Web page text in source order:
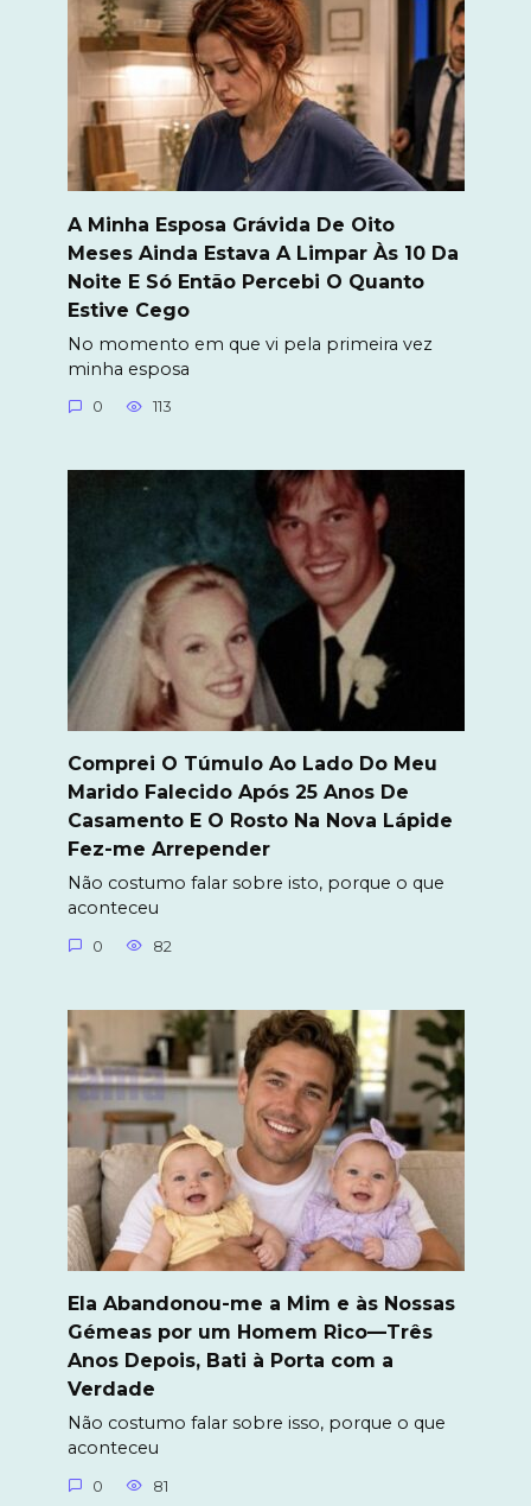
A Minha Esposa Grávida De Oito
Meses Ainda Estava A Limpar Às 10 Da
Noite E Só Então Percebi O Quanto
Estive Cego
No momento em que vi pela primeira vez
minha esposa
0 113
Comprei O Túmulo Ao Lado Do Meu
Marido Falecido Após 25 Anos De
Casamento E O Rosto Na Nova Lápide
Fez-me Arrepender
Não costumo falar sobre isto, porque o que
aconteceu
0 82
Ela Abandonou-me a Mim e às Nossas
Gémeas por um Homem Rico—Três
Anos Depois, Bati à Porta com a
Verdade
Não costumo falar sobre isso, porque o que
aconteceu
0 81